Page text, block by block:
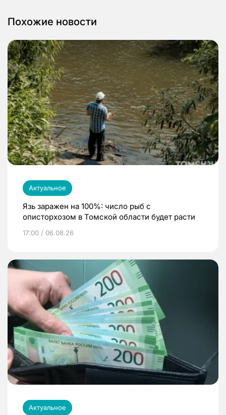
Похожие новости
Актуальное
Язь заражен на 100%: число рыб с
описторхозом в Томской области будет расти
17:00 / 06.08.26
Актуальное